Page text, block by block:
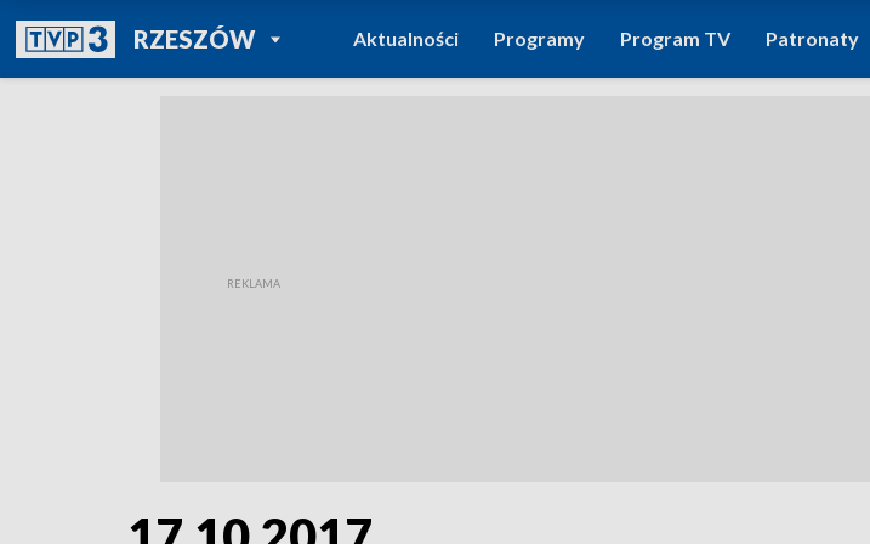
RZESZÓWPOWRÓT DO
TVP REGIONY
Aktualności Programy Program TV Patronaty